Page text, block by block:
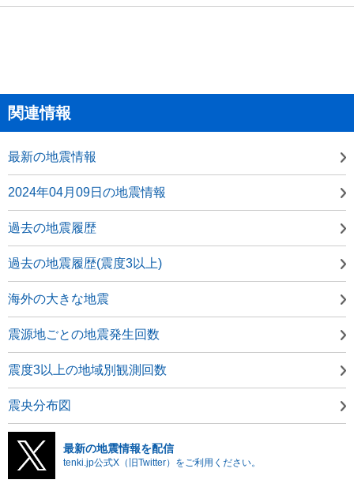
関連情報
最新の地震情報
2024年04月09日の地震情報
過去の地震履歴
過去の地震履歴(震度3以上)
海外の大きな地震
震源地ごとの地震発生回数
震度3以上の地域別観測回数
震央分布図
最新の地震情報を配信
tenki.jp公式X（旧Twitter）をご利用ください。